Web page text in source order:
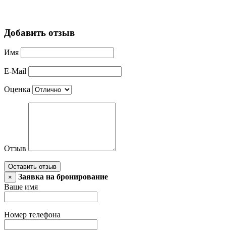
Добавить отзыв
Имя
E-Mail
Оценка
Отзыв
Оставить отзыв
×
Заявка на бронирование
Ваше имя
Номер телефона